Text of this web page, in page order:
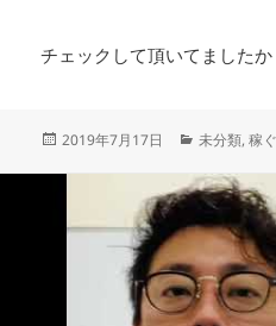
チェックして頂いてました
投
2019年7月17日
カ
ゴ
リ
ー
未分類,稼ぐ